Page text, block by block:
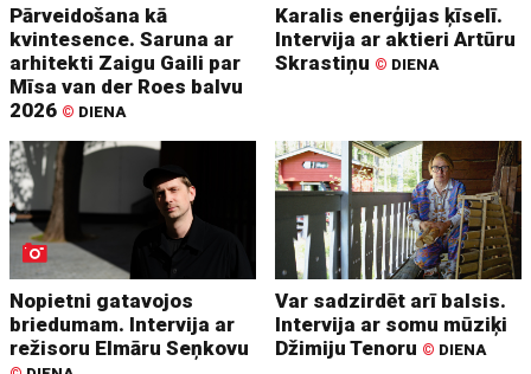
Pārveidošana kā
kvintesence. Saruna ar
arhitekti Zaigu Gaili par
Mīsa van der Roes balvu
2026 © DIENA
Karalis enerģijas ķīselī.
Intervija ar aktieri Artūru
Skrastiņu © DIENA
Nopietni gatavojos
briedumam. Intervija ar
režisoru Elmāru Seņkovu
Var sadzirdēt arī balsis.
Intervija ar somu mūziķi
Džimiju Tenoru © DIENA